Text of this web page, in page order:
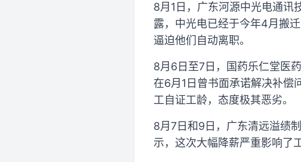
8月1日，广东河源中光电通讯
露，中光电已经于今年4月搬
逼迫他们自动离职。
8月6日至7日，国药乐仁堂医
在6月1日曾书面承诺解决补偿
工自证工龄，态度极其恶劣。
8月7日和9日，广东清远溢绩
示，这次大幅降薪严重影响了